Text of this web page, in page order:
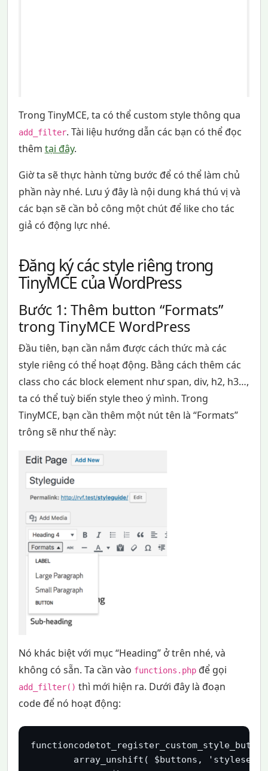
Trong TinyMCE, ta có thể custom style thông qua
add_filter. Tài liệu hướng dẫn các bạn có thể đọc
thêm tại đây.
Giờ ta sẽ thực hành từng bước để có thể làm chủ
phần này nhé. Lưu ý đây là nội dung khá thú vị và
các bạn sẽ cần bỏ công một chút để like cho tác
giả có động lực nhé.
Đăng ký các style riêng trong
TinyMCE của WordPress
Bước 1: Thêm button “Formats”
trong TinyMCE WordPress
Đầu tiên, bạn cần nắm được cách thức mà các
style riêng có thể hoạt động. Bằng cách thêm các
class cho các block element như span, div, h2, h3…,
ta có thể tuỳ biến style theo ý mình. Trong
TinyMCE, bạn cần thêm một nút tên là “Formats”
trông sẽ như thế này:
Nó khác biệt với mục “Heading” ở trên nhé, và
không có sẵn. Ta cần vào functions.phpđể gọi
add_filter() thì mới hiện ra. Dưới đây là đoạn
code để nó hoạt động: